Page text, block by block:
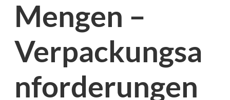
Mengen –
Verpackungsa
nforderungen